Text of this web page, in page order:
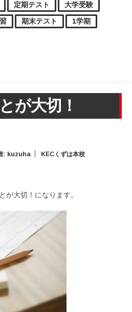
定期テスト
大学受験
期末テスト 1学期
が大切！
: kuzuha KECくずは本校
が大切！になります。